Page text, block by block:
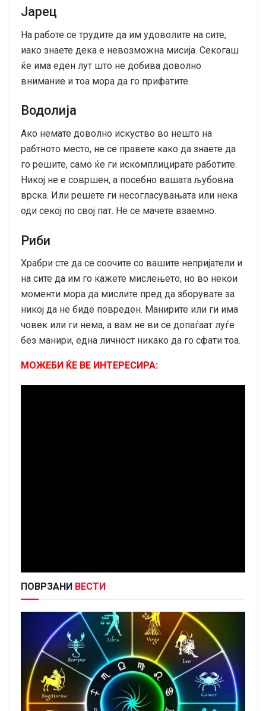
Јарец
На работе се трудите да им удоволите на сите,
иако знаете дека е невозможна мисија. Секогаш
ќе има еден лут што не добива доволно
внимание и тоа мора да го прифатите.
Водолија
Ако немате доволно искуство во нешто на
рабтното место, не се правете како да знаете да
го решите, само ќе ги искомплицирате работите.
Никој не е совршен, а посебно вашата љубовна
врска. Или решете ги несогласувањата или нека
оди секој по свој пат. Не се мачете взаемно.
Риби
Храбри сте да се соочите со вашите непријатели и
на сите да им го кажете мислењето, но во некои
моменти мора да мислите пред да зборувате за
никој да не биде повреден. Манирите или ги има
човек или ги нема, а вам не ви се допаѓаат луѓе
без манири, една личност никако да го сфати тоа.
МОЖЕБИ ЌЕ ВЕ ИНТЕРЕСИРА:
ПОВРЗАНИ ВЕСТИ